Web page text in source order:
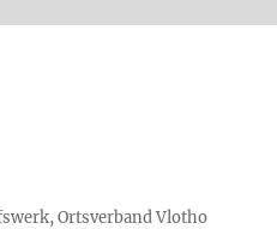
Ortsverband Vlotho